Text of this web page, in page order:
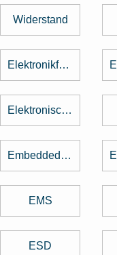
Widerstand
Elektronikfertigung
Elektronische Bauteile
Embedded Software
EMS
ESD